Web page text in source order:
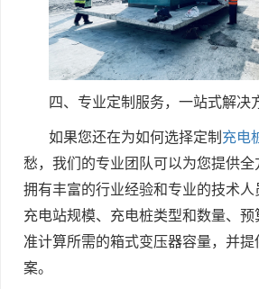
四、专业定制服务，一站式解决
如果您还在为如何选择定制 充电
愁，我们的专业团队可以为您提供全
拥有丰富的行业经验和专业的技术人
充电站规模、充电桩类型和数量、
准计算所需的箱式变压器容量，并提
案。